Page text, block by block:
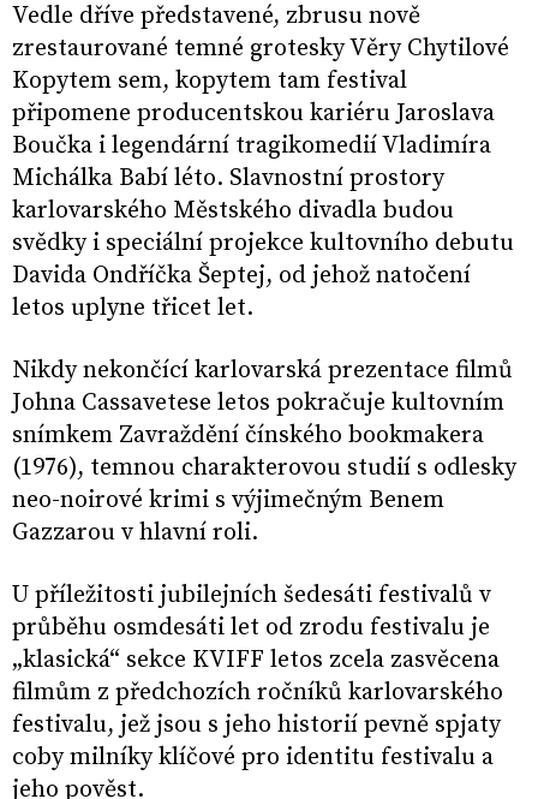
Vedle dříve představené, zbrusu nově
zrestaurované temné grotesky Věry Chytilové
Kopytem sem, kopytem tam festival
připomene producentskou kariéru Jaroslava
Boučka i legendární tragikomedií Vladimíra
Michálka Babí léto. Slavnostní prostory
karlovarského Městského divadla budou
svědky i speciální projekce kultovního debutu
Davida Ondříčka Šeptej, od jehož natočení
letos uplyne třicet let.
Nikdy nekončící karlovarská prezentace filmů
Johna Cassavetese letos pokračuje kultovním
snímkem Zavraždění čínského bookmakera
(1976), temnou charakterovou studií s odlesky
neo-noirové krimi s výjimečným Benem
Gazzarou v hlavní roli.
U příležitosti jubilejních šedesáti festivalů v
průběhu osmdesáti let od zrodu festivalu je
„klasická“ sekce KVIFF letos zcela zasvěcena
filmům z předchozích ročníků karlovarského
festivalu, jež jsou s jeho historií pevně spjaty
coby milníky klíčové pro identitu festivalu a
jeho pověst.